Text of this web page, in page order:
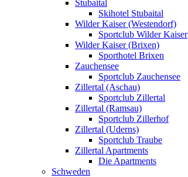
Stubaital
Skihotel Stubaital
Wilder Kaiser (Westendorf)
Sportclub Wilder Kaiser
Wilder Kaiser (Brixen)
Sporthotel Brixen
Zauchensee
Sportclub Zauchensee
Zillertal (Aschau)
Sportclub Zillertal
Zillertal (Ramsau)
Sportclub Zillerhof
Zillertal (Uderns)
Sportclub Traube
Zillertal Apartments
Die Apartments
Schweden